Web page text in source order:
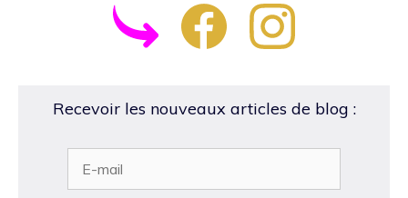
Recevoir les nouveaux articles de blog :